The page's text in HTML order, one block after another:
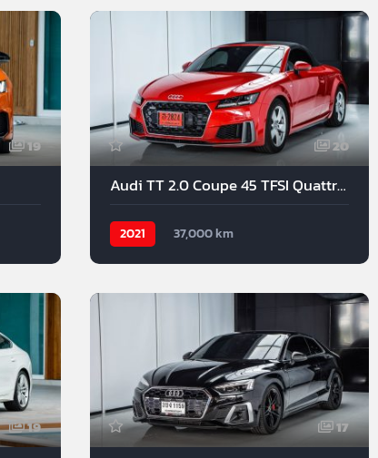
19 20
Audi TT 2.0 Coupe 45 TFSI Quattro S Line
2021 37,000 km
19 17